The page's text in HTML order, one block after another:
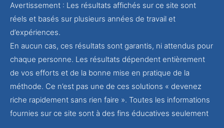
Avertissement : Les résultats affichés sur ce site sont
réels et basés sur plusieurs années de travail et
d’expériences.
En aucun cas, ces résultats sont garantis, ni attendus pour
chaque personne. Les résultats dépendent entièrement
de vos efforts et de la bonne mise en pratique de la
méthode. Ce n’est pas une de ces solutions « devenez
riche rapidement sans rien faire ». Toutes les informations
fournies sur ce site sont à des fins éducatives seulement